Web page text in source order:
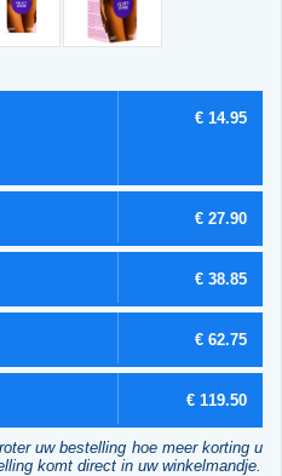
€ 14.95
€ 27.90
€ 38.85
€ 62.75
€ 119.50
uw bestelling hoe meer korting u
komt direct in uw winkelmandje.